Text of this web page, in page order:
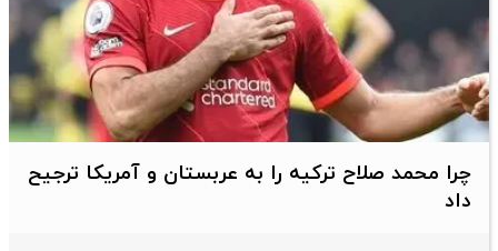
چرا محمد صلاح ترکیه را به عربستان و آمریکا ترجیح
داد